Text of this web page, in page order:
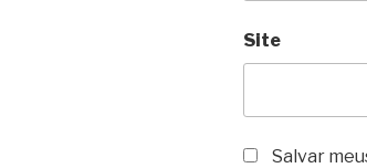
Site
Salvar